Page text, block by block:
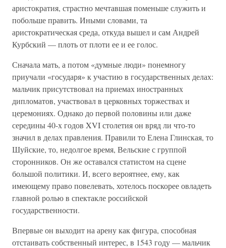
аристократия, страстно мечтавшая поменьше служить и
побольше править. Иными словами, та
аристократическая среда, откуда вышел и сам Андрей
Курбский — плоть от плоти ее и ее голос.
Сначала мать, а потом «думные люди» понемногу
приучали «государя» к участию в государственных делах:
мальчик присутствовал на приемах иностранных
дипломатов, участвовал в церковных торжествах и
церемониях. Однако до первой половины или даже
середины 40-х годов XVI столетия он вряд ли что-то
значил в делах правления. Правили то Елена Глинская, то
Шуйские, то, недолгое время, Вельские с группой
сторонников. Он же оставался статистом на сцене
большой политики. И, всего вероятнее, ему, как
имеющему право повелевать, хотелось поскорее овладеть
главной ролью в спектакле российской
государственности.
Впервые он выходит на арену как фигура, способная
отстаивать собственный интерес, в 1543 году — мальчик